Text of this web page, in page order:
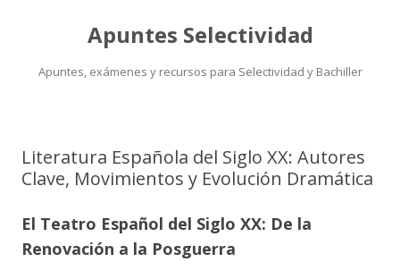
Apuntes Selectividad
Apuntes, exámenes y recursos para Selectividad y Bachiller
Literatura Española del Siglo XX: Autores
Clave, Movimientos y Evolución Dramática
El Teatro Español del Siglo XX: De la
Renovación a la Posguerra